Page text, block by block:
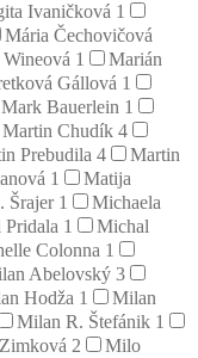
Ivaničková 1
Mária Čechovičová
1
Marián
Gállová 1
Mark Bauerlein 1
Martin Chudík 4
Prebudila 4
Martin
1
Matija
Šrajer 1
Michaela
1
Michal
Colonna 1
Abelovský 3
Hodža 1
Milan
Milan R. Štefánik 1
2
Milo